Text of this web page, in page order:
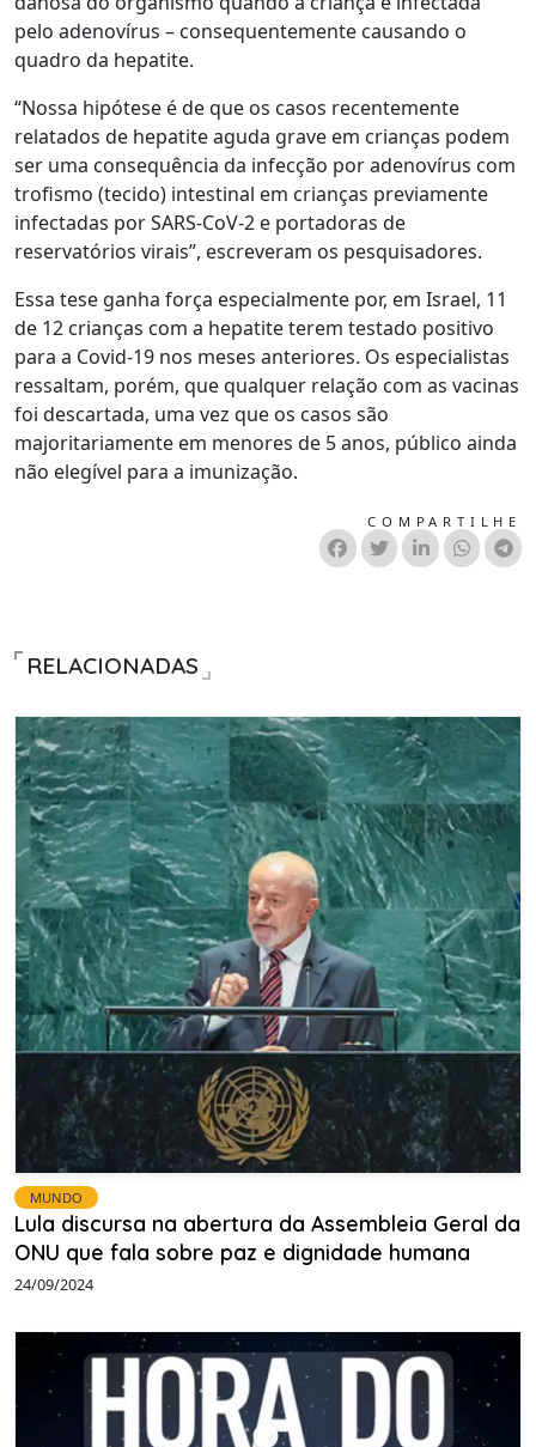
pelo adenovírus – consequentemente causando o
quadro da hepatite.
“Nossa hipótese é de que os casos recentemente
relatados de hepatite aguda grave em crianças podem
ser uma consequência da infecção por adenovírus com
trofismo (tecido) intestinal em crianças previamente
infectadas por SARS-CoV-2 e portadoras de
reservatórios virais”, escreveram os pesquisadores.
Essa tese ganha força especialmente por, em Israel, 11
de 12 crianças com a hepatite terem testado positivo
para a Covid-19 nos meses anteriores. Os especialistas
ressaltam, porém, que qualquer relação com as vacinas
foi descartada, uma vez que os casos são
majoritariamente em menores de 5 anos, público ainda
não elegível para a imunização.
COMPARTILHE
RELACIONADAS
MUNDO
Lula discursa na abertura da Assembleia Geral da
ONU que fala sobre paz e dignidade humana
24/09/2024